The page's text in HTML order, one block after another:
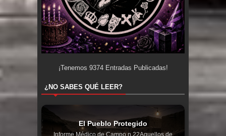
¡Tenemos 9374Entradas Publicadas!
¿NO SABES QUÉ LEER?
El Pueblo Protegido
Informe Médico de Campo n.22Aquellos de